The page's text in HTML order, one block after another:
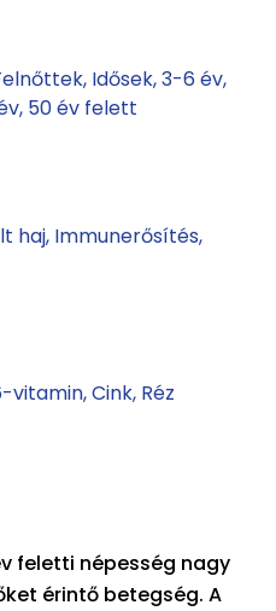
Idősek 3-6 év
50 év felett
haj Immunerősítés
vitamin Cink Réz
feletti népesség nagy
érintő betegség. A